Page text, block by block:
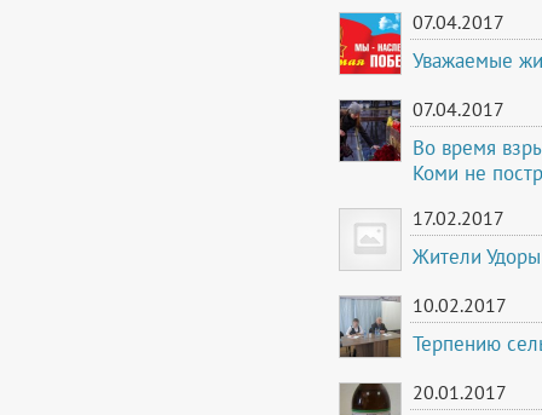
07.04.2017
Уважаемые
07.04.2017
Во время
Коми не
17.02.2017
Жители
10.02.2017
Терпению
20.01.2017